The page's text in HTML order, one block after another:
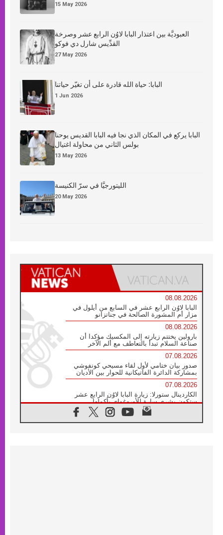
15 May 2026
العبوديَّة بين اعتذار البابا لاوُن الرابع عشر وصرخة
القدِّيس شارل دي فوكو
27 May 2026
البابا: حياة الله قادرة على أن تغيّر حياتنا
1 Jun 2026
البابا يركع في المكان الذي نجا فيه البابا القديس يوحنا
بولس الثاني من محاولة اغتيال
13 May 2026
الليتورجيَّا في سرّ الكنيسة
20 May 2026
08.08.2026
البابا لاوُن الرابع عشر في السابع من أيلول في
مزار أم المشورة الصالحة في جناتزانو
08.08.2026
بارولين يختتم زيارته إلى المكسيك مؤكدا أن
صناعة السلام تبدأ بالتعاطف مع ألم الآخر
07.08.2026
صدور بيان ختامي لأول لقاء مسيحي كونفوشي
بمشاركة الدائرة الفاتيكانية للحوار بين الأديان
07.08.2026
الكاردينال ستورلا: زيارة البابا لاوُن الرابع عشر
ستكون بشرى سارة للأوروغواي بأكملها
الفاتيكان يعلن برنامج الزيارة الرسولية للبابا لاوُن